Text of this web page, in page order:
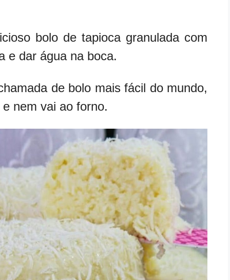
bolo de tapioca granulada com
e dar água na boca.
de bolo mais fácil do mundo,
nem vai ao forno.